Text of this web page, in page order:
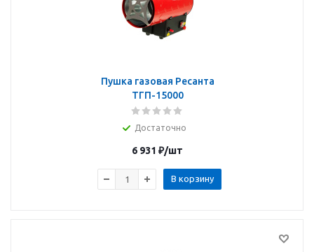
Пушка газовая Ресанта
ТГП-15000
Достаточно
6 931 ₽/шт
В корзину